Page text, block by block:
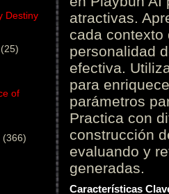
Destiny
(25)
of
(366)
atractivas.
cada contexto
personalidad
efectiva.
para
parámetros
Practica con
construcción
evaluando y
generadas.
Características